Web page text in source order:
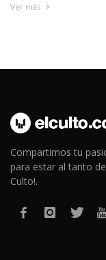
Ver más
Compartimos tu
para estar al tanto
Culto!.